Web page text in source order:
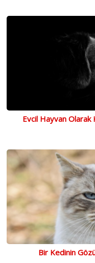
Evcil Hayvan Olarak
Bir Kedinin